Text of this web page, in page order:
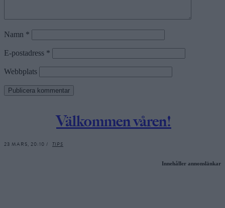
Namn *
E-postadress *
Webbplats
Välkommen våren!
23 MARS, 20:10 / TIPS
Innehåller annonslänkar